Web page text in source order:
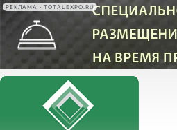
РЕКЛАМА • TOTALEXPO.RU